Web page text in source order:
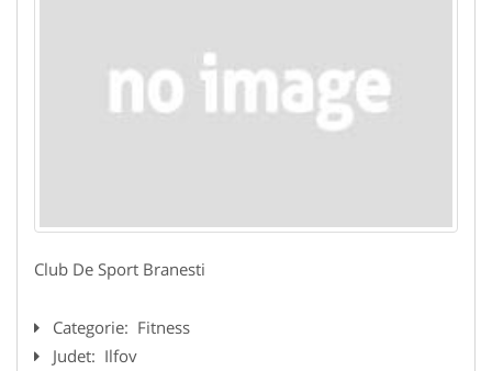
Club De Sport Branesti
Categorie: Fitness
Judet: Ilfov